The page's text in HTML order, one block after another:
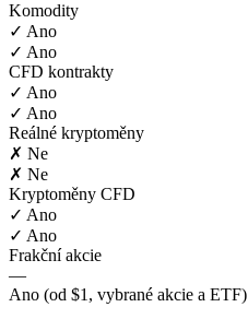
Komodity
✓ Ano
✓ Ano
CFD kontrakty
✓ Ano
✓ Ano
Reálné kryptoměny
✗ Ne
✗ Ne
Kryptoměny CFD
✓ Ano
✓ Ano
Frakční akcie
—
Ano (od $1, vybrané akcie a ETF)